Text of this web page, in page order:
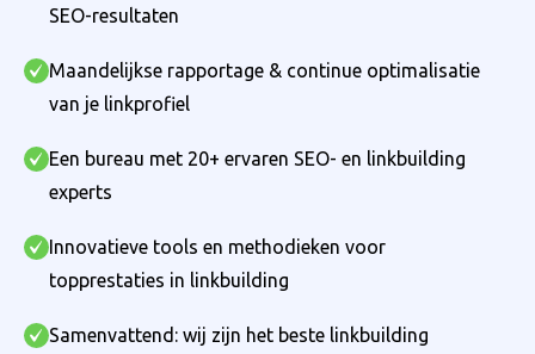
SEO-resultaten
Maandelijkse rapportage & continue optimalisatie
van je linkprofiel
Een bureau met 20+ ervaren SEO- en linkbuilding
experts
Innovatieve tools en methodieken voor
topprestaties in linkbuilding
Samenvattend: wij zijn het beste linkbuilding